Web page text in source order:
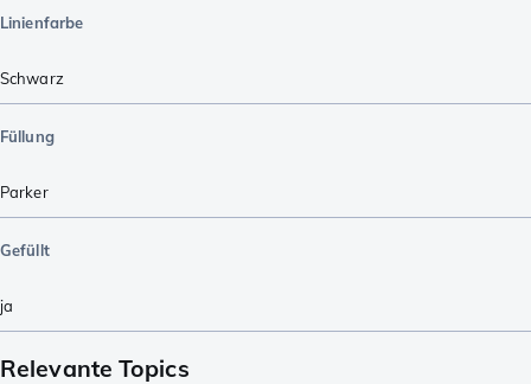
Linienfarbe
Schwarz
Füllung
Parker
Gefüllt
ja
Relevante Topics